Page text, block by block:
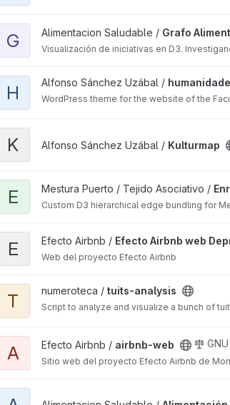
View Grafo Alimentación Saludable Plantaforma
G Alimentacion Saludable / Grafo
Visualización de iniciativas en D3.
View humanidades project
H Alfonso Sánchez Uzábal /
WordPress theme for the website of the
K Alfonso Sánchez Uzábal / Kulturmap
View Enredómetro Mestura project
E Mestura Puerto / Tejido Asociativo /
Custom D3 hierarchical edge bundling for
View Efecto Airbnb web Deprecated project
E Efecto Airbnb / Efecto Airbnb web
Web del proyecto Efecto Airbnb
View tuits-analysis project
T numeroteca / tuits-analysis
Script to analyze and visualize a bunch
View airbnb-web project
A Efecto Airbnb / airbnb-web
Sitio web del proyecto Efecto Airbnb de